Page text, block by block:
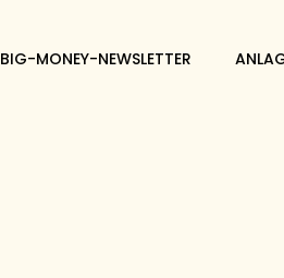
BIG-MONEY-NEWSLETTER